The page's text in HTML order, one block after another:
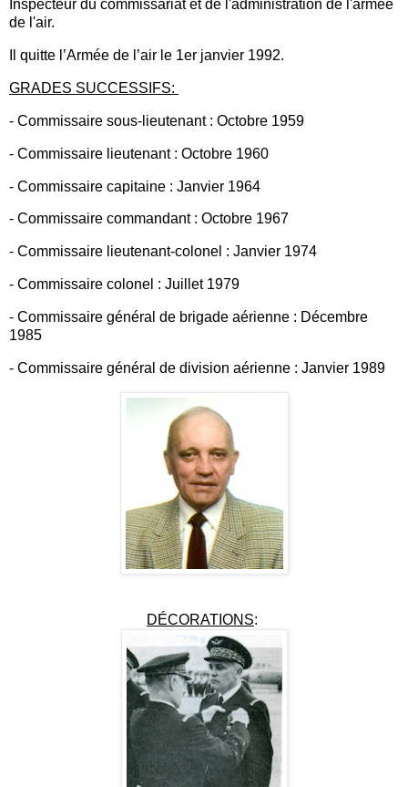
Inspecteur du commissariat et de l'administration de l'armée
de l'air.
Il quitte l’Armée de l’air le 1er janvier 1992.
GRADES SUCCESSIFS:
- Commissaire sous-lieutenant : Octobre 1959
- Commissaire lieutenant : Octobre 1960
- Commissaire capitaine : Janvier 1964
- Commissaire commandant : Octobre 1967
- Commissaire lieutenant-colonel : Janvier 1974
- Commissaire colonel : Juillet 1979
- Commissaire général de brigade aérienne : Décembre
1985
- Commissaire général de division aérienne : Janvier 1989
DÉCORATIONS: